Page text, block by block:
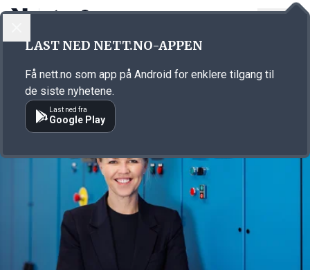
Annonsørinnhold
LAST NED NETT.NO-APPEN
Få nett.no som app på Android for enklere tilgang til
de siste nyhetene.
Last ned fra
Google Play